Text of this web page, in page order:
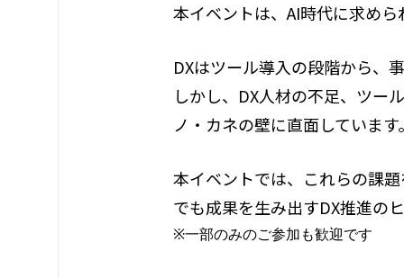
本イベントは、AI時代に求め
DXはツール導入の段階から、
しかし、DX人材の不足、ツー
ノ・カネの壁に直面しています
本イベントでは、これらの課
でも成果を生み出すDX推進の
※一部のみのご参加も歓迎です